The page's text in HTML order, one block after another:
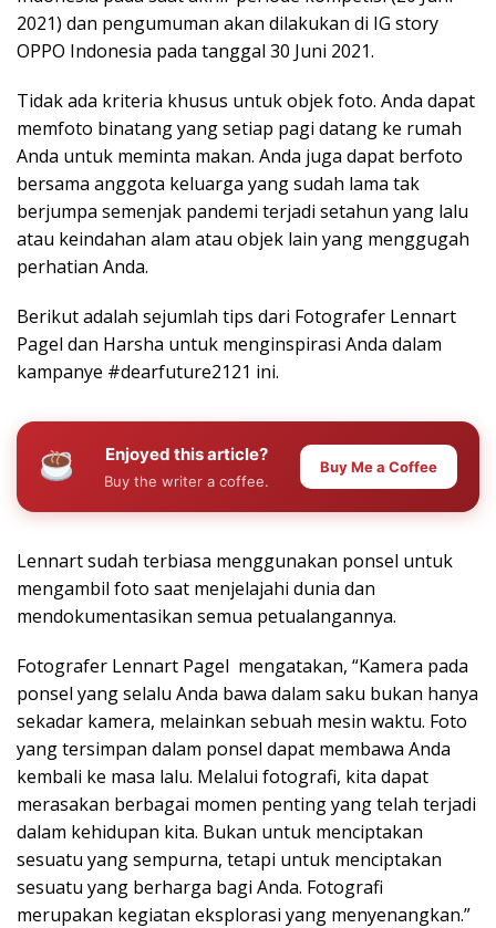
2021) dan pengumuman akan dilakukan di IG story
OPPO Indonesia pada tanggal 30 Juni 2021.
Tidak ada kriteria khusus untuk objek foto. Anda dapat
memfoto binatang yang setiap pagi datang ke rumah
Anda untuk meminta makan. Anda juga dapat berfoto
bersama anggota keluarga yang sudah lama tak
berjumpa semenjak pandemi terjadi setahun yang lalu
atau keindahan alam atau objek lain yang menggugah
perhatian Anda.
Berikut adalah sejumlah tips dari Fotografer Lennart
Pagel dan Harsha untuk menginspirasi Anda dalam
kampanye #dearfuture2121 ini.
Enjoyed this article?
Buy the writer a coffee.
Buy Me a Coffee
Lennart sudah terbiasa menggunakan ponsel untuk
mengambil foto saat menjelajahi dunia dan
mendokumentasikan semua petualangannya.
Fotografer Lennart Pagel mengatakan, “Kamera pada
ponsel yang selalu Anda bawa dalam saku bukan hanya
sekadar kamera, melainkan sebuah mesin waktu. Foto
yang tersimpan dalam ponsel dapat membawa Anda
kembali ke masa lalu. Melalui fotografi, kita dapat
merasakan berbagai momen penting yang telah terjadi
dalam kehidupan kita. Bukan untuk menciptakan
sesuatu yang sempurna, tetapi untuk menciptakan
sesuatu yang berharga bagi Anda. Fotografi
merupakan kegiatan eksplorasi yang menyenangkan.”